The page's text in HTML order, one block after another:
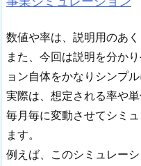
数値や率は、説明用のあ
また、今回は説明を分か
ョン自体をかなりシンプル
実際は、想定される率や
毎月毎に変動させてシミ
ます。
例えば、このシミュレー